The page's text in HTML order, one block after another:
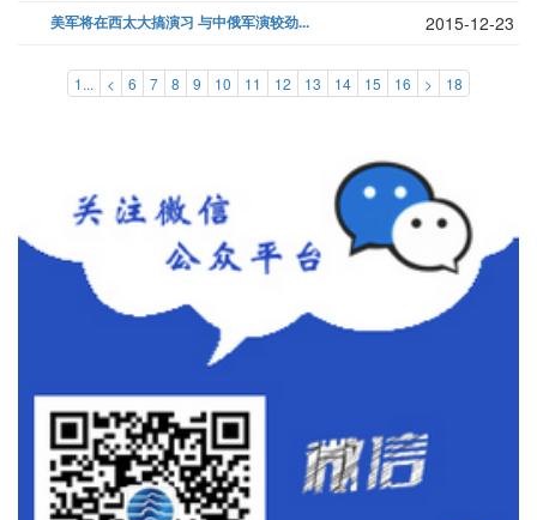
美军将在西太大搞演习 与中俄军演较劲... 2015-12-23
1... < 6 7 8 9 10 11 12 13 14 15 16 > 18